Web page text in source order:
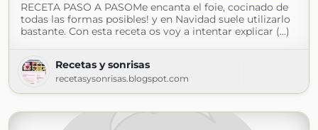
RECETA PASO A PASOMe encanta el foie, cocinado de
todas las formas posibles! y en Navidad suele utilizarlo
bastante. Con esta receta os voy a intentar explicar (...)
Recetas y sonrisas
recetasysonrisas.blogspot.com